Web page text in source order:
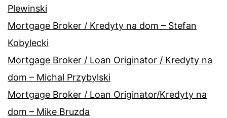
Plewinski
Mortgage Broker / Kredyty na dom – Stefan
Kobylecki
Mortgage Broker / Loan Originator / Kredyty na
dom – Michal Przybylski
Mortgage Broker / Loan Originator/Kredyty na
dom – Mike Bruzda